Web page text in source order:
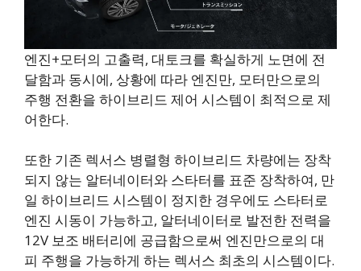
엔진+모터의 고출력, 대토크를 확실하게 노면에 전
달함과 동시에, 상황에 따라 엔진만, 모터만으로의
주행 전환을 하이브리드 제어 시스템이 최적으로 제
어한다.
또한 기존 렉서스 병렬형 하이브리드 차량에는 장착
되지 않는 알터네이터와 스타터를 표준 장착하여, 만
일 하이브리드 시스템이 정지한 경우에도 스타터로
엔진 시동이 가능하고, 알터네이터로 발전한 전력을
12V 보조 배터리에 공급함으로써 엔진만으로의 대
피 주행을 가능하게 하는 렉서스 최초의 시스템이다.